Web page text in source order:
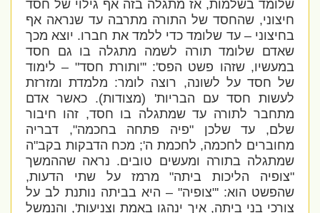
שלומד בשלמות, אז מתגלה בזה אף גילוי של חסד
חיצוני, שהחסד של התורה מתרבה עד שנראה אף
בחיצוני – עד שלומד כדי ללמד את חברו. יוצא מכך
שאדם שלומד תורה לשמה מתגלה בו גם חסד
במעשיו, שזהו פשט הפס': '"ותורת חסד" – לימוד
של חסד על לשונה, רוצה לומר: מלמדת ומזרזת
לעשות חסד עם הבריות' (מצודות). כאשר אדם
מתחבר לתורה עד שמתגלה בו חסד, זהו חיבור
שלם, עד שלכן "פיה פתחה בחכמה", דבריה
מחוברים לחכמה, לחכמת ה'; מכח הדבקות בקב"ה
שמתגלה בתורה ומעשים טובים. נראה שההמשך
"צופיה הליכות ביתה" מרמז על שתי הדעות,
שהפשט הוא: '"צופיה" – היא בביתה נותנת לב על
צורכי בני ביתה, איך ינהגו באמת וצניעות', והנמשל